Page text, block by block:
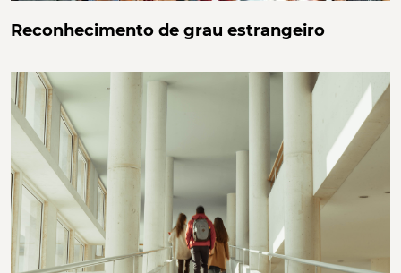
Reconhecimento de grau estrangeiro